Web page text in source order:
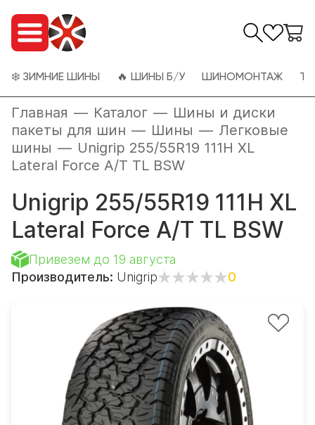
❄️ ЗИМНИЕ ШИНЫ 🔥 ШИНЫ Б/У ШИНОМОНТАЖ
Главная — Каталог — Шины и диски
пакеты для шин — Шины — Легковые
шины — Unigrip 255/55R19 111H XL
Lateral Force A/T TL BSW
Unigrip 255/55R19 111H XL
Lateral Force A/T TL BSW
Привезем до 19 августа
Производитель: Unigrip 0